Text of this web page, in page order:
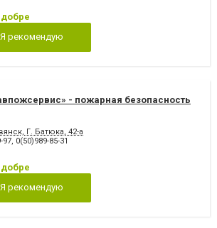
Я рекомендую
- пожарная безопасность
Г. Батюка, 42-а
97, 0(50)989-85-31
Я рекомендую